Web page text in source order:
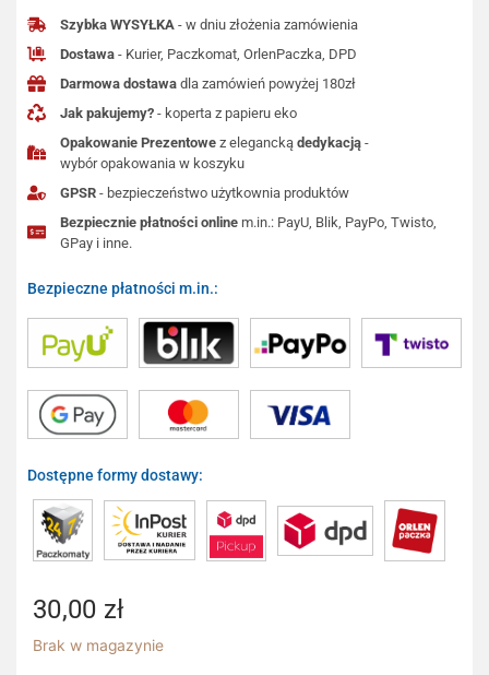
Szybka WYSYŁKA - w dniu złożenia zamówienia
Dostawa - Kurier, Paczkomat, OrlenPaczka, DPD
Darmowa dostawa dla zamówień powyżej 180zł
Jak pakujemy? - koperta z papieru eko
Opakowanie Prezentowe z eleganckądedykacją -
wybór opakowania w koszyku
GPSR - bezpieczeństwo użytkownia produktów
Bezpiecznie płatności online m.in.: PayU, Blik, PayPo, Twisto,
GPay i inne.
Bezpieczne płatności m.in.:
Dostępne formy dostawy:
30,00 zł
Brak w magazynie